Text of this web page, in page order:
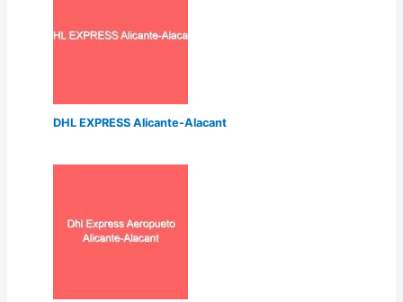
DHL EXPRESS Alicante-Alacant